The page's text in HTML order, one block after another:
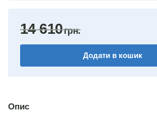
14 610
Додати в кошик
Опис